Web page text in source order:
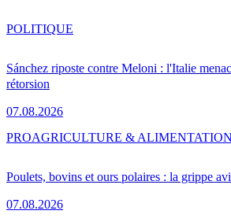
Sánchez riposte contre Meloni : l'Italie
rétorsion
07.08.2026
POLITIQUE
Poulets, bovins et ours polaires : la grippe
07.08.2026
PROAGRICULTURE & ALIMENTATION